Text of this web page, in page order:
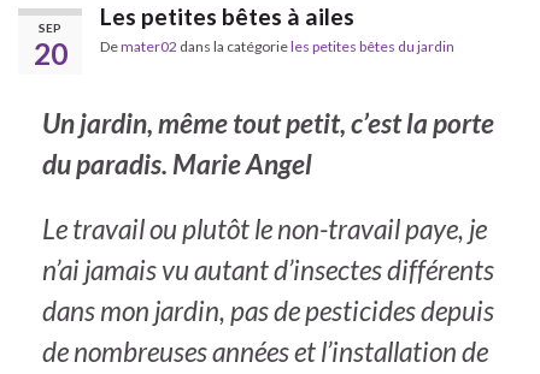
SEP
20
Les petites bêtes à ailes
Demater02 dans la catégorieles petites bêtes du jardin
Un jardin, même tout petit, c’est la porte
du paradis. Marie Angel
Le travail ou plutôt le non-travail paye, je
n’ai jamais vu autant d’insectes différents
dans mon jardin, pas de pesticides depuis
de nombreuses années et l’installation de